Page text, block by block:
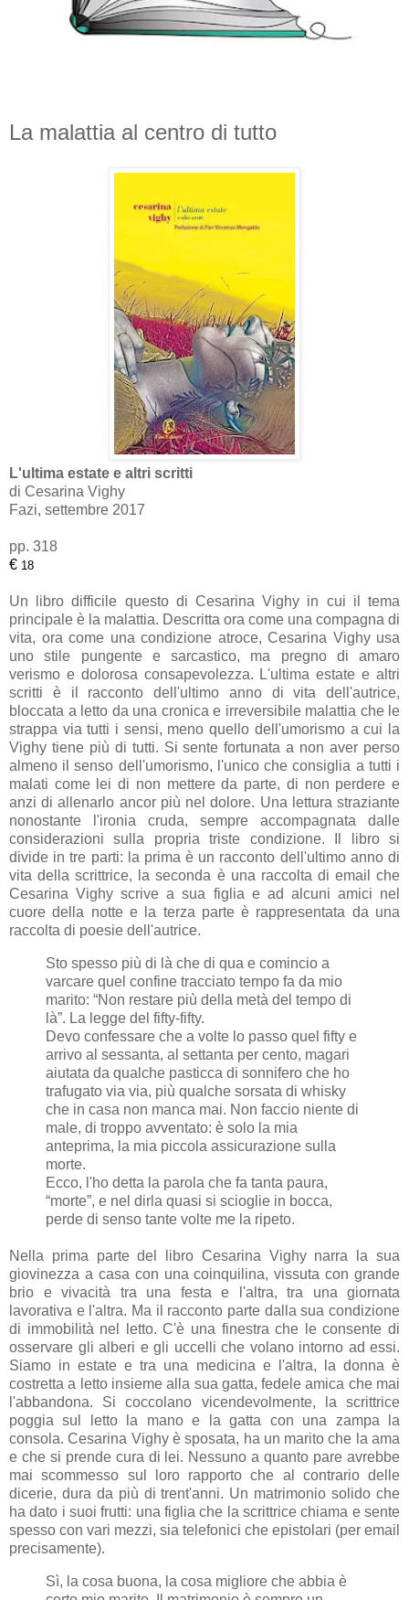
La malattia al centro di tutto
L'ultima estate e altri scritti
di Cesarina Vighy
Fazi, settembre 2017
pp. 318
€ 18
Un libro difficile questo di Cesarina Vighy in cui il tema
principale è la malattia. Descritta ora come una compagna di
vita, ora come una condizione atroce, Cesarina Vighy usa
uno stile pungente e sarcastico, ma pregno di amaro
verismo e dolorosa consapevolezza. L'ultima estate e altri
scritti è il racconto dell'ultimo anno di vita dell'autrice,
bloccata a letto da una cronica e irreversibile malattia che le
strappa via tutti i sensi, meno quello dell'umorismo a cui la
Vighy tiene più di tutti. Si sente fortunata a non aver perso
almeno il senso dell'umorismo, l'unico che consiglia a tutti i
malati come lei di non mettere da parte, di non perdere e
anzi di allenarlo ancor più nel dolore. Una lettura straziante
nonostante l'ironia cruda, sempre accompagnata dalle
considerazioni sulla propria triste condizione. Il libro si
divide in tre parti: la prima è un racconto dell'ultimo anno di
vita della scrittrice, la seconda è una raccolta di email che
Cesarina Vighy scrive a sua figlia e ad alcuni amici nel
cuore della notte e la terza parte è rappresentata da una
raccolta di poesie dell'autrice.
Sto spesso più di là che di qua e comincio a
varcare quel confine tracciato tempo fa da mio
marito: “Non restare più della metà del tempo di
là”. La legge del fifty-fifty.
Devo confessare che a volte lo passo quel fifty e
arrivo al sessanta, al settanta per cento, magari
aiutata da qualche pasticca di sonnifero che ho
trafugato via via, più qualche sorsata di whisky
che in casa non manca mai. Non faccio niente di
male, di troppo avventato: è solo la mia
anteprima, la mia piccola assicurazione sulla
morte.
Ecco, l'ho detta la parola che fa tanta paura,
“morte”, e nel dirla quasi si scioglie in bocca,
perde di senso tante volte me la ripeto.
Nella prima parte del libro Cesarina Vighy narra la sua
giovinezza a casa con una coinquilina, vissuta con grande
brio e vivacità tra una festa e l'altra, tra una giornata
lavorativa e l'altra. Ma il racconto parte dalla sua condizione
di immobilità nel letto. C'è una finestra che le consente di
osservare gli alberi e gli uccelli che volano intorno ad essi.
Siamo in estate e tra una medicina e l'altra, la donna è
costretta a letto insieme alla sua gatta, fedele amica che mai
l'abbandona. Si coccolano vicendevolmente, la scrittrice
poggia sul letto la mano e la gatta con una zampa la
consola. Cesarina Vighy è sposata, ha un marito che la ama
e che si prende cura di lei. Nessuno a quanto pare avrebbe
mai scommesso sul loro rapporto che al contrario delle
dicerie, dura da più di trent'anni. Un matrimonio solido che
ha dato i suoi frutti: una figlia che la scrittrice chiama e sente
spesso con vari mezzi, sia telefonici che epistolari (per email
precisamente).
Sì, la cosa buona, la cosa migliore che abbia è